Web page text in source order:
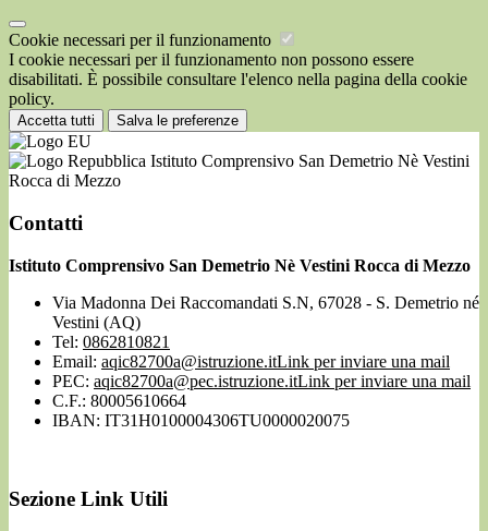
Cookie necessari per il funzionamento
I cookie necessari per il funzionamento non possono essere
disabilitati. È possibile consultare l'elenco nella pagina della cookie
policy.
Accetta tutti Salva le preferenze
Istituto Comprensivo San Demetrio Nè Vestini
Rocca di Mezzo
Contatti
Istituto Comprensivo San Demetrio Nè Vestini Rocca di Mezzo
Via Madonna Dei Raccomandati S.N, 67028 - S. Demetrio né
Vestini (AQ)
Tel: 0862810821
Email: aqic82700a@istruzione.itLink per inviare una mail
PEC: aqic82700a@pec.istruzione.itLink per inviare una mail
C.F.: 80005610664
IBAN: IT31H0100004306TU0000020075
Sezione Link Utili